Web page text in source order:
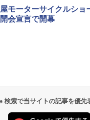
モーターサイクルショ
会宣言で開幕
検索で当サイトの記事を優先